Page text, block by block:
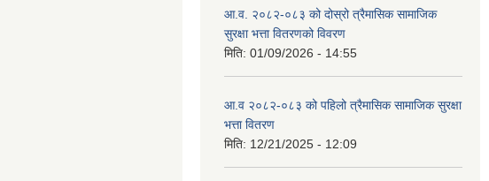
आ.व. २०८२-०८३ को दोस्रो त्रैमासिक सामाजिक
सुरक्षा भत्ता वितरणको विवरण
मिति: 01/09/2026 - 14:55
आ.व २०८२-०८३ को पहिलो त्रैमासिक सामाजिक सुरक्षा
भत्ता वितरण
मिति: 12/21/2025 - 12:09